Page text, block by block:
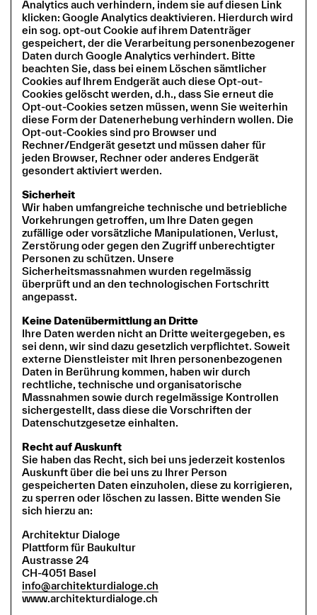
Analytics auch verhindern, indem sie auf diesen Link
klicken: Google Analytics deaktivieren. Hierdurch wird
ein sog. opt-out Cookie auf ihrem Datenträger
gespeichert, der die Verarbeitung personenbezogener
Daten durch Google Analytics verhindert. Bitte
beachten Sie, dass bei einem Löschen sämtlicher
Cookies auf Ihrem Endgerät auch diese Opt-out-
Cookies gelöscht werden, d.h., dass Sie erneut die
Opt-out-Cookies setzen müssen, wenn Sie weiterhin
diese Form der Datenerhebung verhindern wollen. Die
Opt-out-Cookies sind pro Browser und
Rechner/Endgerät gesetzt und müssen daher für
jeden Browser, Rechner oder anderes Endgerät
gesondert aktiviert werden.
Sicherheit
Wir haben umfangreiche technische und betriebliche
Vorkehrungen getroffen, um Ihre Daten gegen
zufällige oder vorsätzliche Manipulationen, Verlust,
Zerstörung oder gegen den Zugriff unberechtigter
Personen zu schützen. Unsere
Sicherheitsmassnahmen wurden regelmässig
überprüft und an den technologischen Fortschritt
angepasst.
Keine Datenübermittlung an Dritte
Ihre Daten werden nicht an Dritte weitergegeben, es
sei denn, wir sind dazu gesetzlich verpflichtet. Soweit
externe Dienstleister mit Ihren personenbezogenen
Daten in Berührung kommen, haben wir durch
rechtliche, technische und organisatorische
Massnahmen sowie durch regelmässige Kontrollen
sichergestellt, dass diese die Vorschriften der
Datenschutzgesetze einhalten.
Recht auf Auskunft
Sie haben das Recht, sich bei uns jederzeit kostenlos
Auskunft über die bei uns zu Ihrer Person
gespeicherten Daten einzuholen, diese zu korrigieren,
zu sperren oder löschen zu lassen. Bitte wenden Sie
sich hierzu an:
Architektur Dialoge
Plattform für Baukultur
Austrasse 24
CH-4051 Basel
info@architekturdialoge.ch
www.architekturdialoge.ch